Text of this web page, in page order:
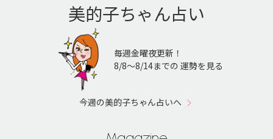
美的子ちゃん占い
毎週金曜夜更新！
8/8〜8/14までの 運勢を見る
今週の美的子ちゃん占いへ